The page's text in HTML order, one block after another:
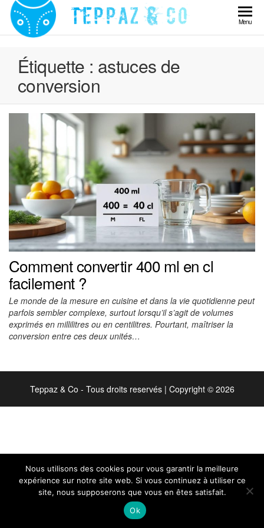
Skip
content
Teppaz
Menu
Étiquette : astuces de
conversion
Comment convertir 400 ml en cl
facilement ?
Le monde de la mesure en cuisine et dans la vie quotidienne peut
parfois sembler complexe, surtout lorsqu’il s’agit de volumes
exprimés en millilitres ou en centilitres. Pourtant, maîtriser la
conversion entre ces deux unités…
Teppaz & Co - Tous droits reservés | Copyright © 2026
Nous utilisons des cookies pour vous garantir la meilleure
expérience sur notre site web. Si vous continuez à utiliser ce
site, nous supposerons que vous en êtes satisfait.
Ok